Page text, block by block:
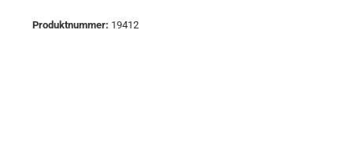
Produktnummer: 19412